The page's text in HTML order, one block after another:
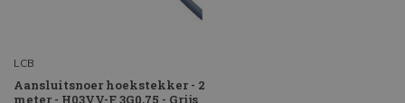
LCB
Aansluitsnoer hoekstekker - 2
meter - H03VV-F 3G0,75 - Grijs